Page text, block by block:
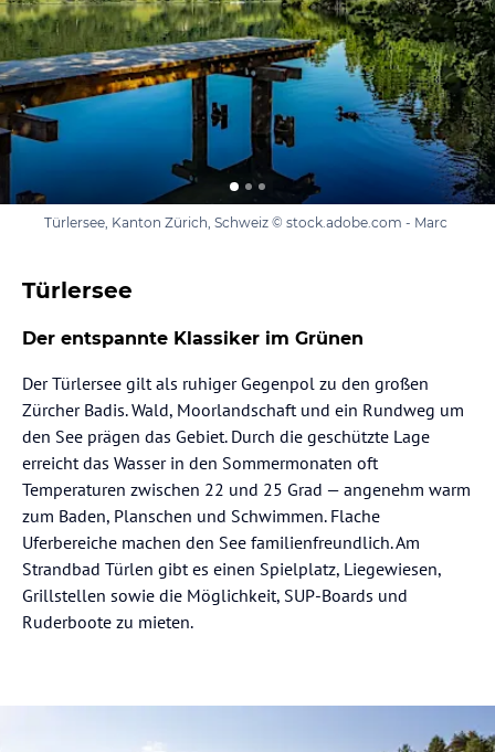
Türlersee, Kanton Zürich, Schweiz © stock.adobe.com - Marc
Türlersee
Der entspannte Klassiker im Grünen
Der Türlersee gilt als ruhiger Gegenpol zu den großen
Zürcher Badis. Wald, Moorlandschaft und ein Rundweg um
den See prägen das Gebiet. Durch die geschützte Lage
erreicht das Wasser in den Sommermonaten oft
Temperaturen zwischen 22 und 25 Grad — angenehm warm
zum Baden, Planschen und Schwimmen. Flache
Uferbereiche machen den See familienfreundlich. Am
Strandbad Türlen gibt es einen Spielplatz, Liegewiesen,
Grillstellen sowie die Möglichkeit, SUP-Boards und
Ruderboote zu mieten.